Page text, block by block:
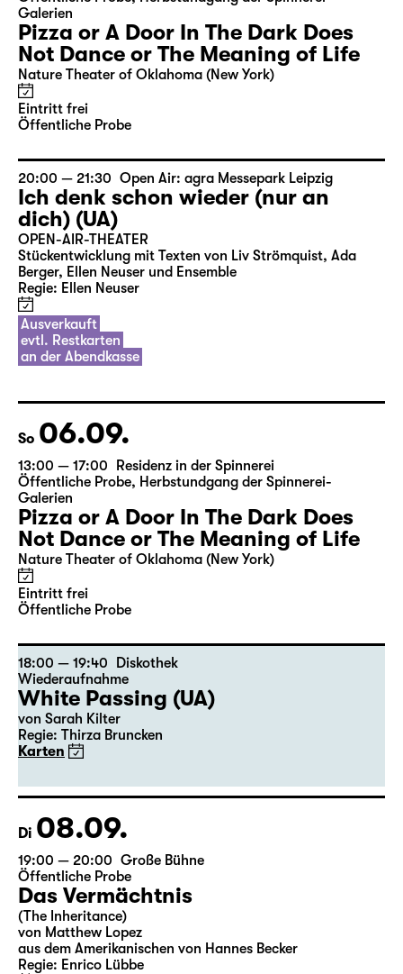
Galerien
Pizza or A Door In The Dark Does
Not Dance or The Meaning of Life
Nature Theater of Oklahoma (New York)
Eintritt frei
Öffentliche Probe
20:00 — 21:30 Open Air: agra Messepark Leipzig
Ich denk schon wieder (nur an
dich) (UA)
OPEN-AIR-THEATER
Stückentwicklung mit Texten von Liv Strömquist, Ada
Berger, Ellen Neuser und Ensemble
Regie: Ellen Neuser
Ausverkauft
evtl. Restkarten
an der Abendkasse
So 06.09.
13:00 — 17:00
Residenz in der Spinnerei
Öffentliche Probe, Herbstundgang der Spinnerei-
Galerien
Pizza or A Door In The Dark Does
Not Dance or The Meaning of Life
Nature Theater of Oklahoma (New York)
Eintritt frei
Öffentliche Probe
18:00 — 19:40
Diskothek
Wiederaufnahme
White Passing (UA)
von Sarah Kilter
Regie: Thirza Bruncken
Karten
Di 08.09.
19:00 — 20:00 Große Bühne
Öffentliche Probe
Das Vermächtnis
(The Inheritance)
von Matthew Lopez
aus dem Amerikanischen von Hannes Becker
Regie: Enrico Lübbe